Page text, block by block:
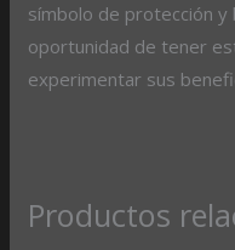
símbolo de protección y
oportunidad de tener
experimentar sus
Productos